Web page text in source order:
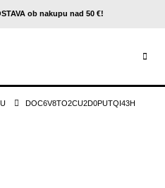
ob nakupu nad 50 €!
DOC6V8TO2CU2D0PUTQI43H